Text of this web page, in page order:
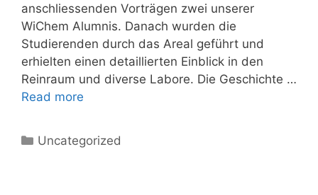
anschliessenden Vorträgen zwei unserer
WiChem Alumnis. Danach wurden die
Studierenden durch das Areal geführt und
erhielten einen detaillierten Einblick in den
Reinraum und diverse Labore. Die Geschichte …
Read more
Uncategorized